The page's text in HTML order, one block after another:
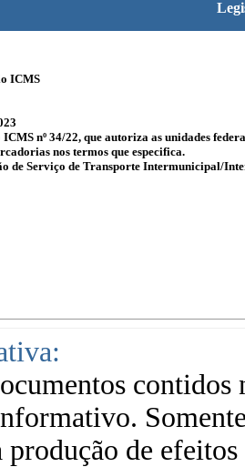
ICMS
nº 34/22, que autoriza as unidades
nos termos que especifica.
de Serviço de Transporte Intermunicipal/
contidos
produção de